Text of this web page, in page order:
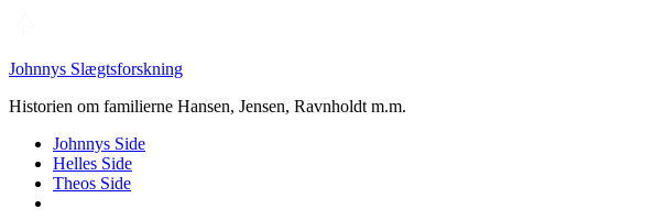
Johnnys Slægtsforskning
Historien om familierne Hansen, Jensen, Ravnholdt m.m.
Johnnys Side
Helles Side
Theos Side